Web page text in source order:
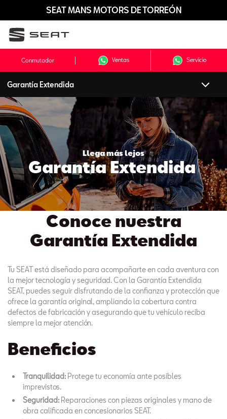
SEAT MANS MOTORS DE TORREÓN
Conmutador Ventas Servicio
Garantía Extendida
Llega más lejos
Garantía Extendida
Conoce nuestra
Garantía Extendida
Tu SEAT está diseñado para acompañarte en cada aventura con
la mejor tecnología y seguridad. Con la Garantía Extendida
SEAT, puedes seguir disfrutando de la confianza y protección que
ofrece la garantía original, ampliando la cobertura contra
defectos de fabricación y asegurando que tu vehículo reciba
siempre la mejor atención.
Beneficios
Tranquilidad: Protege tu economía ante posibles
imprevistos.
Seguridad: Reparaciones con piezas originales y mano de
obra calificada en concesionarios SEAT.